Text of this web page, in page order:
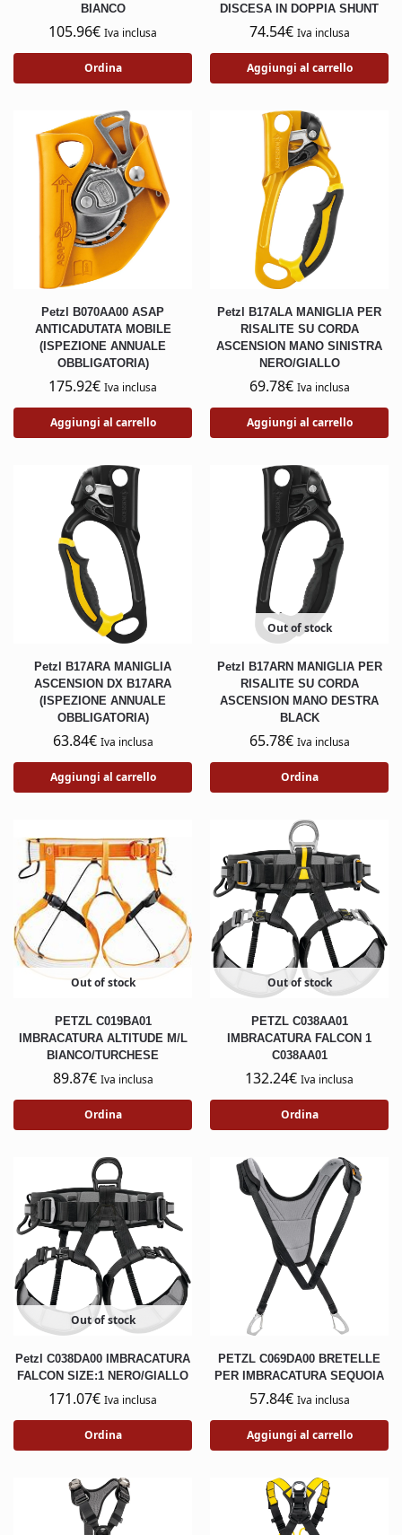
BIANCO
105.96€ Iva inclusa
Ordina
DISCESA IN DOPPIA SHUNT
74.54€ Iva inclusa
Aggiungi al carrello
Petzl B070AA00 ASAP
ANTICADUTATA MOBILE
(ISPEZIONE ANNUALE
OBBLIGATORIA)
175.92€ Iva inclusa
Aggiungi al carrello
Petzl B17ALA MANIGLIA PER
RISALITE SU CORDA
ASCENSION MANO SINISTRA
NERO/GIALLO
69.78€ Iva inclusa
Aggiungi al carrello
Petzl B17ARA MANIGLIA
ASCENSION DX B17ARA
(ISPEZIONE ANNUALE
OBBLIGATORIA)
63.84€ Iva inclusa
Aggiungi al carrello
Out of stock
Petzl B17ARN MANIGLIA PER
RISALITE SU CORDA
ASCENSION MANO DESTRA
BLACK
65.78€ Iva inclusa
Ordina
Out of stock
PETZL C019BA01
IMBRACATURA ALTITUDE M/L
BIANCO/TURCHESE
89.87€ Iva inclusa
Ordina
Out of stock
PETZL C038AA01
IMBRACATURA FALCON 1
C038AA01
132.24€ Iva inclusa
Ordina
Out of stock
Petzl C038DA00 IMBRACATURA
FALCON SIZE:1 NERO/GIALLO
171.07€ Iva inclusa
Ordina
PETZL C069DA00 BRETELLE
PER IMBRACATURA SEQUOIA
57.84€ Iva inclusa
Aggiungi al carrello